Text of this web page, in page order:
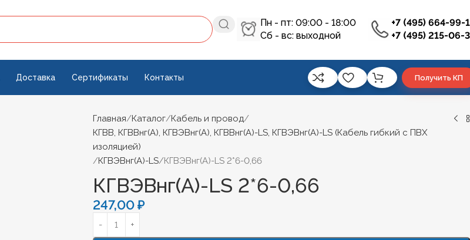
Пн - пт: 09:00 - 18:00
Сб - вс: выходной
+7 (495) 664-99-
+7 (495) 215-06-
Доставка Сертификаты Контакты Получить КП
Главная Каталог Кабель и провод
КГВВ, КГВВнг(А), КГВЭВнг(А), КГВВнг(А)-LS, КГВЭВнг(А)-LS (Кабель гибкий с ПВХ
изоляцией)
КГВЭВнг(А)-LS КГВЭВнг(А)-LS 2*6-0,66
КГВЭВнг(А)-LS 2*6-0,66
247,00₽